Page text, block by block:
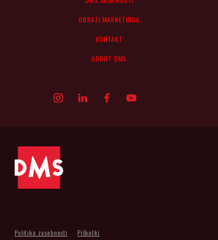
OBRAZI MARKETINGA
KONTAKT
ABOUT DMS
Politika zasebnosti Piškotki